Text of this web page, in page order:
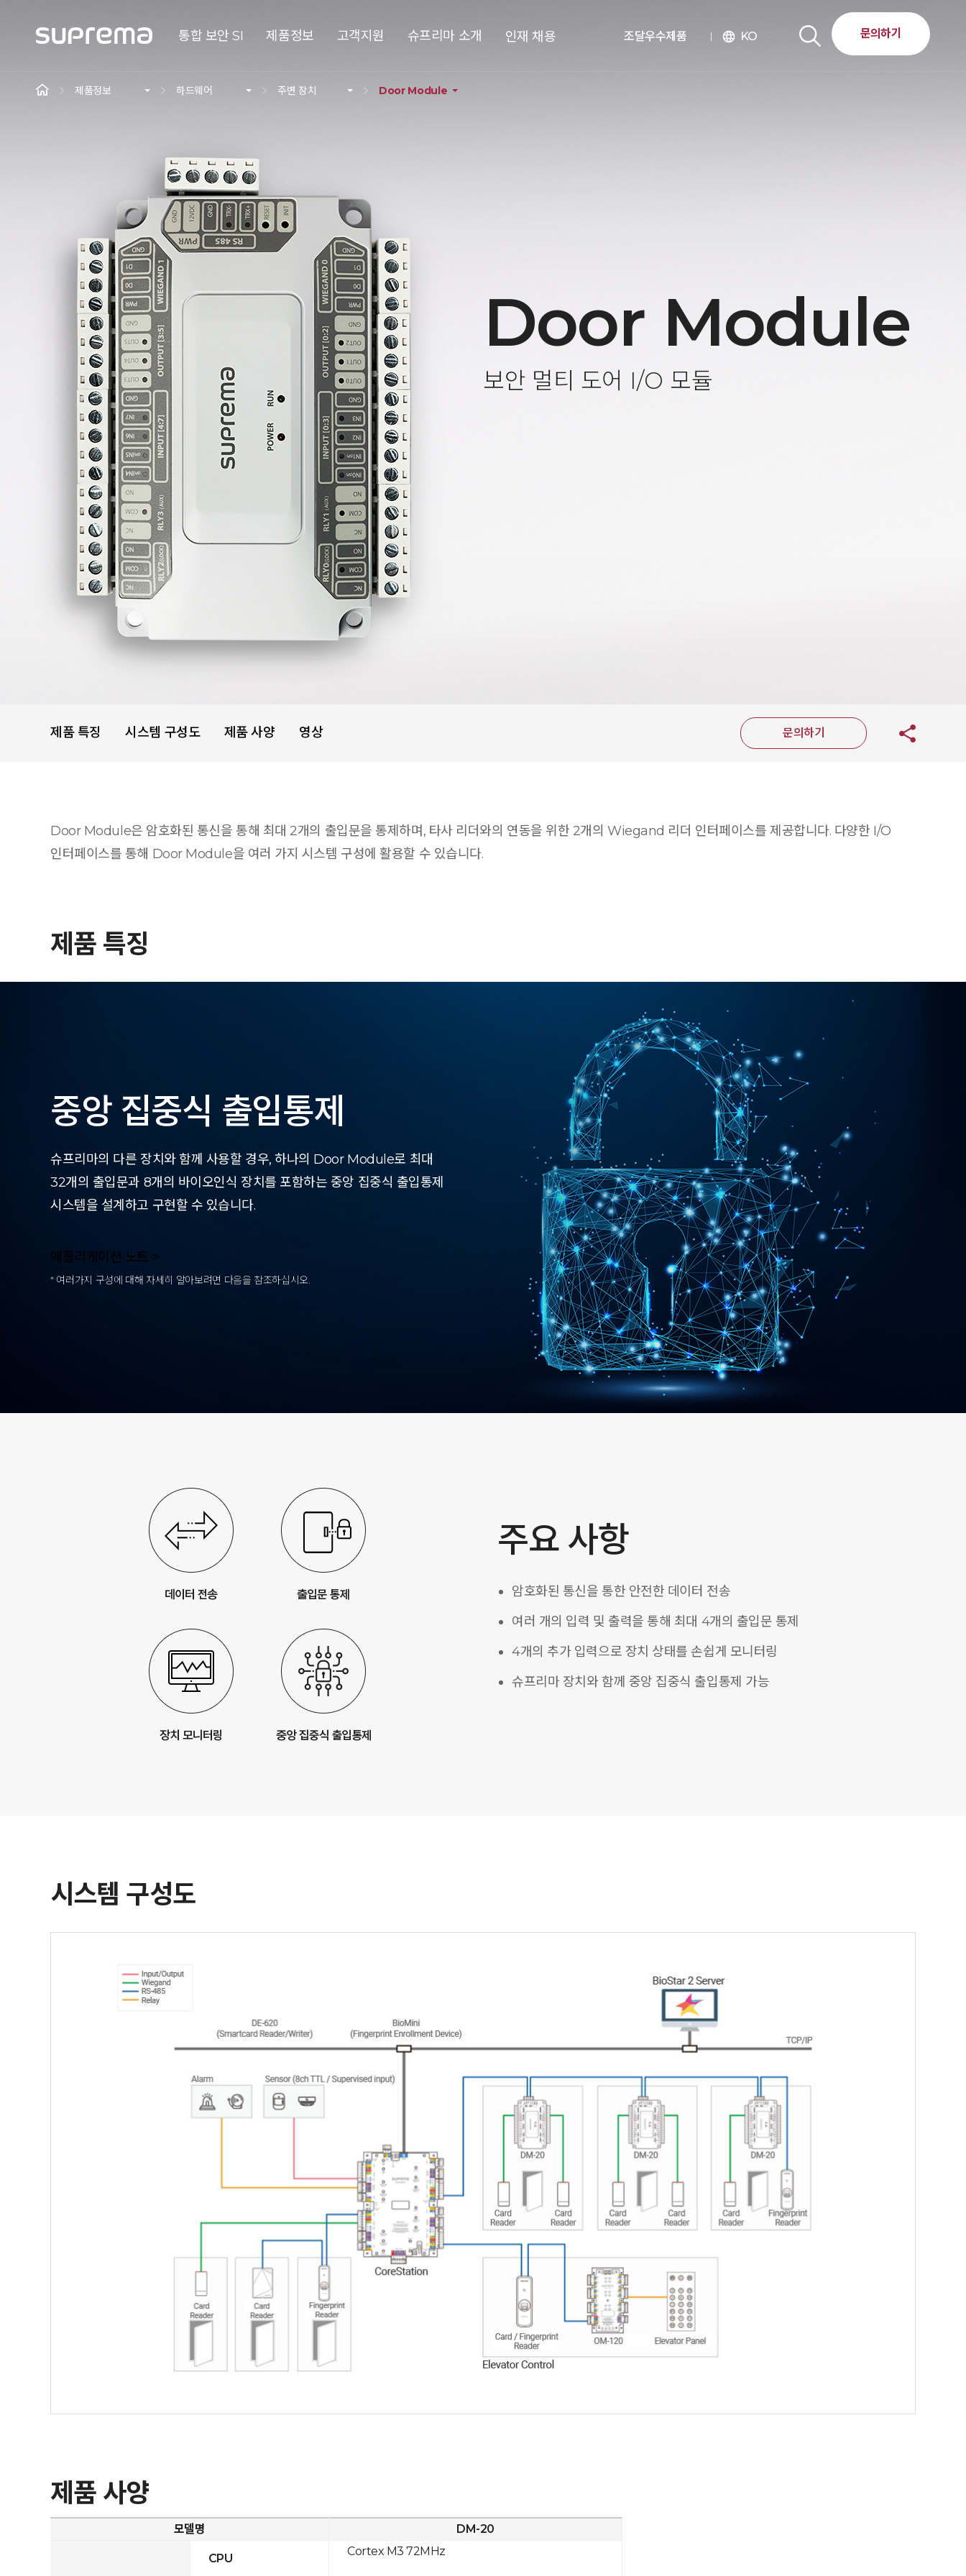
통합 보안 SI 제품정보 고객지원 슈프리마 소개 인재 채용 조달우수제품 language KO 문의하기
Door Module
보안 멀티 도어 I/O 모듈
제품정보 하드웨어 주변 장치 Door Module
제품 특징 시스템 구성도 제품 사양 영상 문의하기
Door Module은 암호화된 통신을 통해 최대 2개의 출입문을 통제하며, 타사 리더와의 연동을 위한 2개의 Wiegand 리더 인터페이스를 제공합니다. 다양한 I/O
인터페이스를 통해 Door Module을 여러 가지 시스템 구성에 활용할 수 있습니다.
제품 특징
중앙 집중식 출입통제
슈프리마의 다른 장치와 함께 사용할 경우, 하나의 Door Module로 최대
32개의 출입문과 8개의 바이오인식 장치를 포함하는 중앙 집중식 출입통제
시스템을 설계하고 구현할 수 있습니다.
애플리케이션 노트 >
* 여러가지 구성에 대해 자세히 알아보려면 다음을 참조하십시오.
주요 사항
암호화된 통신을 통한 안전한 데이터 전송
여러 개의 입력 및 출력을 통해 최대 4개의 출입문 통제
4개의 추가 입력으로 장치 상태를 손쉽게 모니터링
슈프리마 장치와 함께 중앙 집중식 출입통제 가능
시스템 구성도
제품 사양
모델명
CPU
DM-20
Cortex M3 72MHz